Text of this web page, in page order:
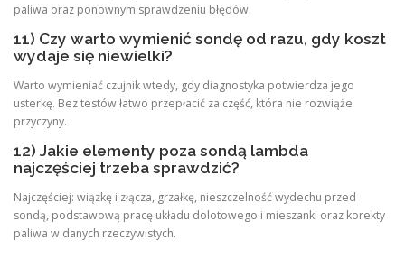
paliwa oraz ponownym sprawdzeniu błędów.
11) Czy warto wymienić sondę od razu, gdy koszt
wydaje się niewielki?
Warto wymieniać czujnik wtedy, gdy diagnostyka potwierdza jego
usterkę. Bez testów łatwo przepłacić za część, która nie rozwiąże
przyczyny.
12) Jakie elementy poza sondą lambda
najczęściej trzeba sprawdzić?
Najczęściej: wiązkę i złącza, grzałkę, nieszczelność wydechu przed
sondą, podstawową pracę układu dolotowego i mieszanki oraz korekty
paliwa w danych rzeczywistych.